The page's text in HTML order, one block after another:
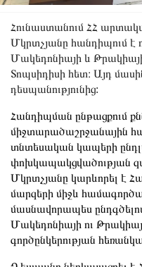
Հունաստանում ՀՀ
Մկրտչյանը հանդիպում է
Մակեդոնիայի և
Տոպսիդիսի հետ։ Այդ
դեսպանությունից:
Հանդիպման ընթացքում
միջտարածաշրջանային
տնտեսական կապերի
փոխկապակցվածության
Մկրտչյանը կարևորել է
մարզերի միջև
մասնավորապես
Մակեդոնիայի ու
գործընկերության